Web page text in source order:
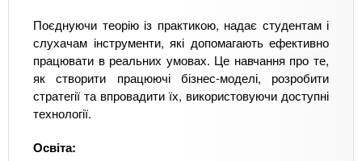
Поєднуючи теорію із практикою, надає студентам і
слухачам інструменти, які допомагають ефективно
працювати в реальних умовах. Це навчання про те,
як створити працюючі бізнес-моделі, розробити
стратегії та впровадити їх, використовуючи доступні
технології.
Освіта: